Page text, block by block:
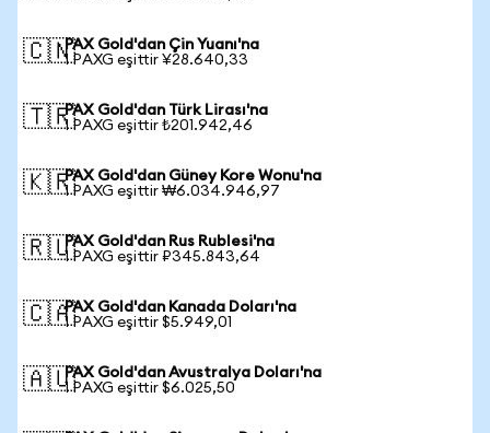
🇨🇳PAX Gold'dan Çin Yuanı'na
1 PAXG eşittir ¥28.640,33
🇹🇷PAX Gold'dan Türk Lirası'na
1 PAXG eşittir ₺201.942,46
🇰🇷PAX Gold'dan Güney Kore Wonu'na
1 PAXG eşittir ₩6.034.946,97
🇷🇺PAX Gold'dan Rus Rublesi'na
1 PAXG eşittir ₽345.843,64
🇨🇦PAX Gold'dan Kanada Doları'na
1 PAXG eşittir $5.949,01
🇦🇺PAX Gold'dan Avustralya Doları'na
1 PAXG eşittir $6.025,50